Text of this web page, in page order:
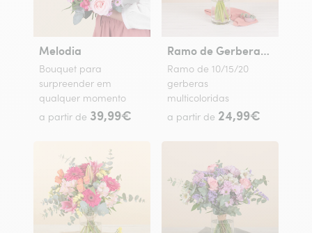
Melodia
Bouquet para
surpreender em
qualquer momento
a partir de 39,99€
Ramo de Gerberas Coloridas
Ramo de 10/15/20
gerberas
multicoloridas
a partir de 24,99€